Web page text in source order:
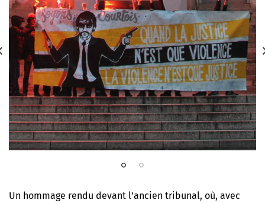
Un hommage rendu devant l’ancien tribunal, où, avec